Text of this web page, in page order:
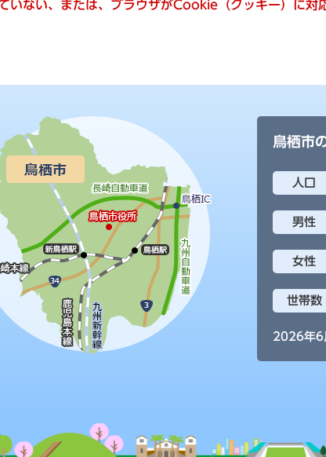
ない、または、ブラウザがCookie（クッキー）に対
鳥栖市
人口
男性
女性
世帯数
2026年6